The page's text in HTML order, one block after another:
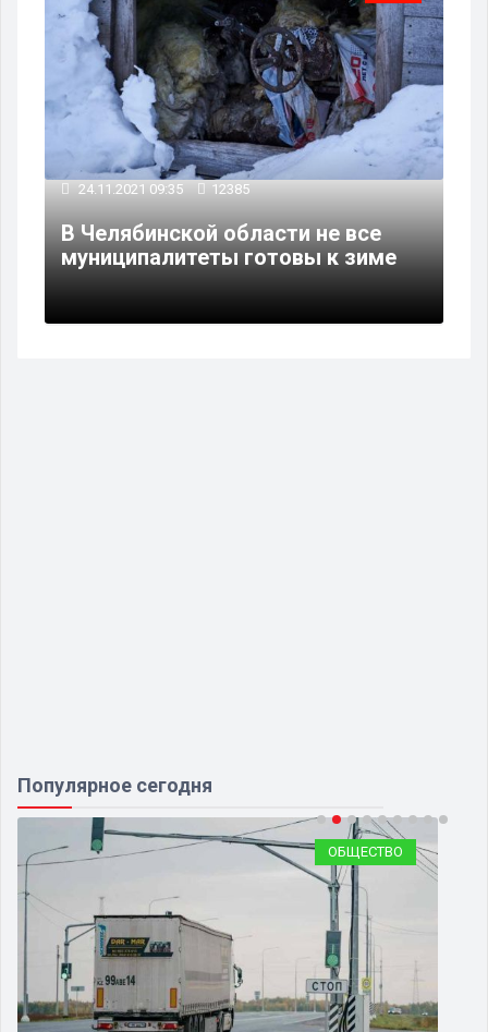
24.11.2021 09:35 12385
В Челябинской области не все
муниципалитеты готовы к зиме
Популярное сегодня
ОБЩЕСТВО